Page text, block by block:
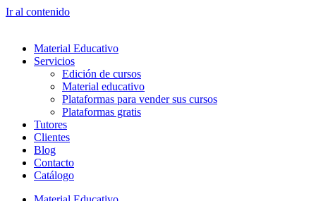
Ir al contenido
Material Educativo
Servicios
Edición de cursos
Material educativo
Plataformas para vender sus cursos
Plataformas gratis
Tutores
Clientes
Blog
Contacto
Catálogo